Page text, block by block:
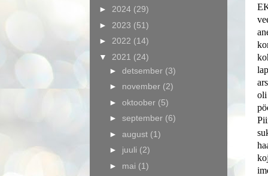
oli
► 2024 (29)
► 2023 (51)
► 2022 (14)
▼ 2021 (24)
► detsember (3)
► november (2)
► oktoober (5)
► september (6)
► august (1)
► juuli (2)
► mai (1)